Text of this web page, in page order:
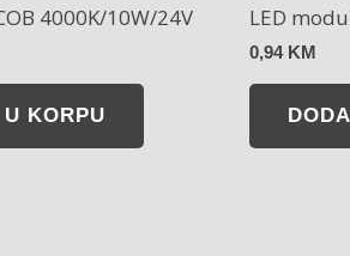
4000K/10W/24V
KORPU
LED
0,94 KM